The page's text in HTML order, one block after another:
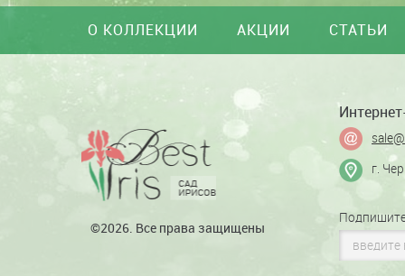
О КОЛЛЕКЦИИ АКЦИИ СТАТЬИ
©2026. Все права защищены
г.